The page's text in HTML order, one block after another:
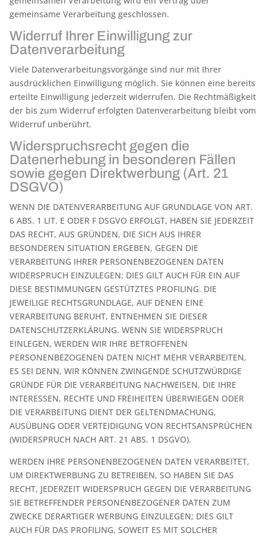
gemeinsame Verarbeitung geschlossen.
Widerruf Ihrer Einwilligung zur
Datenverarbeitung
Viele Datenverarbeitungsvorgänge sind nur mit Ihrer
ausdrücklichen Einwilligung möglich. Sie können eine bereits
erteilte Einwilligung jederzeit widerrufen. Die Rechtmäßigkeit
der bis zum Widerruf erfolgten Datenverarbeitung bleibt vom
Widerruf unberührt.
Widerspruchsrecht gegen die
Datenerhebung in besonderen Fällen
sowie gegen Direktwerbung (Art. 21
DSGVO)
WENN DIE DATENVERARBEITUNG AUF GRUNDLAGE VON ART.
6 ABS. 1 LIT. E ODER F DSGVO ERFOLGT, HABEN SIE JEDERZEIT
DAS RECHT, AUS GRÜNDEN, DIE SICH AUS IHRER
BESONDEREN SITUATION ERGEBEN, GEGEN DIE
VERARBEITUNG IHRER PERSONENBEZOGENEN DATEN
WIDERSPRUCH EINZULEGEN; DIES GILT AUCH FÜR EIN AUF
DIESE BESTIMMUNGEN GESTÜTZTES PROFILING. DIE
JEWEILIGE RECHTSGRUNDLAGE, AUF DENEN EINE
VERARBEITUNG BERUHT, ENTNEHMEN SIE DIESER
DATENSCHUTZERKLÄRUNG. WENN SIE WIDERSPRUCH
EINLEGEN, WERDEN WIR IHRE BETROFFENEN
PERSONENBEZOGENEN DATEN NICHT MEHR VERARBEITEN,
ES SEI DENN, WIR KÖNNEN ZWINGENDE SCHUTZWÜRDIGE
GRÜNDE FÜR DIE VERARBEITUNG NACHWEISEN, DIE IHRE
INTERESSEN, RECHTE UND FREIHEITEN ÜBERWIEGEN ODER
DIE VERARBEITUNG DIENT DER GELTENDMACHUNG,
AUSÜBUNG ODER VERTEIDIGUNG VON RECHTSANSPRÜCHEN
(WIDERSPRUCH NACH ART. 21 ABS. 1 DSGVO).
WERDEN IHRE PERSONENBEZOGENEN DATEN VERARBEITET,
UM DIREKTWERBUNG ZU BETREIBEN, SO HABEN SIE DAS
RECHT, JEDERZEIT WIDERSPRUCH GEGEN DIE VERARBEITUNG
SIE BETREFFENDER PERSONENBEZOGENER DATEN ZUM
ZWECKE DERARTIGER WERBUNG EINZULEGEN; DIES GILT
AUCH FÜR DAS PROFILING, SOWEIT ES MIT SOLCHER